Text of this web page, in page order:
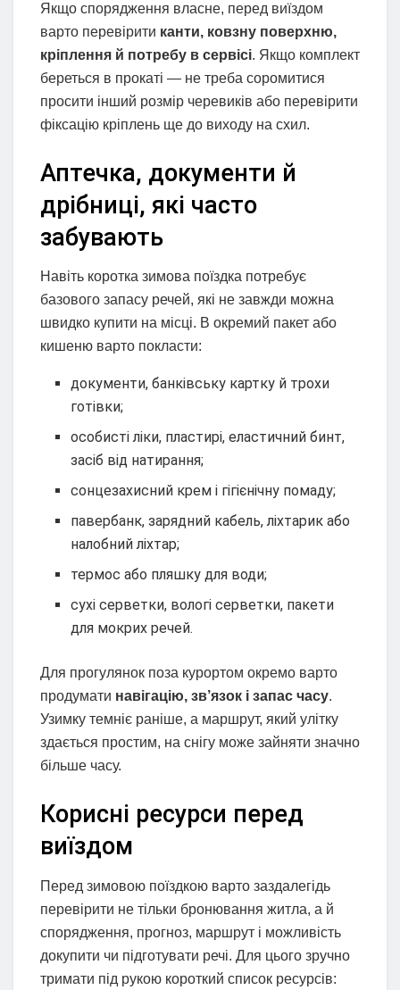
Якщо спорядження власне, перед виїздом
варто перевірити канти, ковзну поверхню,
кріплення й потребу в сервісі. Якщо комплект
береться в прокаті — не треба соромитися
просити інший розмір черевиків або перевірити
фіксацію кріплень ще до виходу на схил.
Аптечка, документи й
дрібниці, які часто
забувають
Навіть коротка зимова поїздка потребує
базового запасу речей, які не завжди можна
швидко купити на місці. В окремий пакет або
кишеню варто покласти:
документи, банківську картку й трохи
готівки;
особисті ліки, пластирі, еластичний бинт,
засіб від натирання;
сонцезахисний крем і гігієнічну помаду;
павербанк, зарядний кабель, ліхтарик або
налобний ліхтар;
термос або пляшку для води;
сухі серветки, вологі серветки, пакети
для мокрих речей.
Для прогулянок поза курортом окремо варто
продумати навігацію, зв’язок і запас часу.
Узимку темніє раніше, а маршрут, який улітку
здається простим, на снігу може зайняти значно
більше часу.
Корисні ресурси перед
виїздом
Перед зимовою поїздкою варто заздалегідь
перевірити не тільки бронювання житла, а й
спорядження, прогноз, маршрут і можливість
докупити чи підготувати речі. Для цього зручно
тримати під рукою короткий список ресурсів: